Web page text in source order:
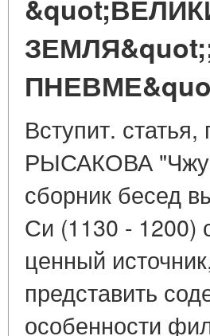
Вступит.
РЫСАКОВА
сборник бесед
Си (1130 - 1200)
ценный
представить
особенности